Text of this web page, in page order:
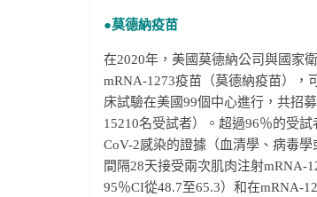
●莫德納疫苗
在2020年，美國莫德納公司與國家
mRNA-1273疫苗（莫德納疫苗），
床試驗在美國99個中心進行，共招
15210名受試者）。超過96％的受
CoV-2感染的證據（血清學、病毒
間隔28天接受兩次肌肉注射mRNA-
95％CI從48.7至65.3）和在mRNA-